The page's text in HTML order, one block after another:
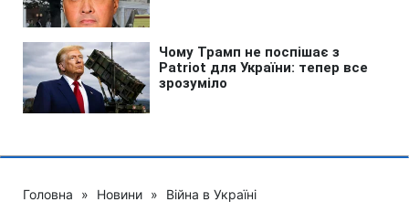
Головна » Новини » Війна в Україні